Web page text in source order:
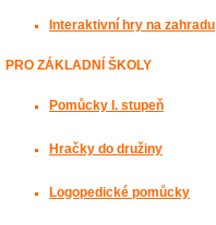
Interaktivní hry na zahradu
PRO ZÁKLADNÍ ŠKOLY
Pomůcky I. stupeň
Hračky do družiny
Logopedické pomůcky